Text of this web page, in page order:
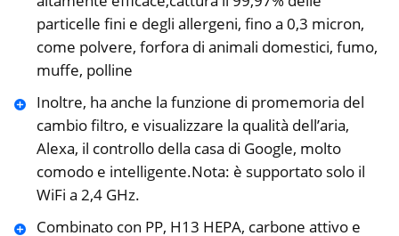
particelle fini e degli allergeni, fino a 0,3 micron,
come polvere, forfora di animali domestici, fumo,
muffe, polline
Inoltre, ha anche la funzione di promemoria del
cambio filtro, e visualizzare la qualità dell’aria,
Alexa, il controllo della casa di Google, molto
comodo e intelligente.Nota: è supportato solo il
WiFi a 2,4 GHz.
Combinato con PP, H13 HEPA, carbone attivo e